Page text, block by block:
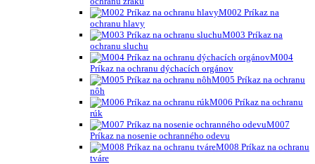
M002 Príkaz na
ochranu hlavy
M003 Príkaz na
ochranu sluchu
M004
Príkaz na ochranu dýchacích orgánov
M005 Príkaz na ochranu
nôh
M006 Príkaz na ochranu
rúk
M007
Príkaz na nosenie ochranného odevu
M008 Príkaz na ochranu
tváre